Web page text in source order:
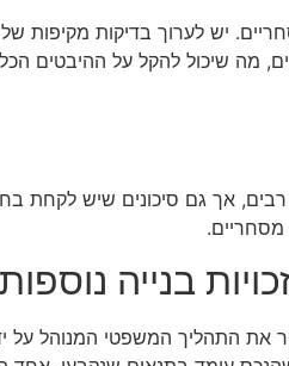
יש לערוך בדיקות מקיפות
שיכול להקל על ההיבטים
רבים, אך גם סיכונים שיש לקחת
מסחריים.
בנייה נוספות
את התהליך המשפטי המנוהל על